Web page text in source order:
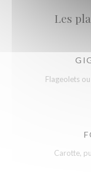
Les
Flageolets
Carotte,